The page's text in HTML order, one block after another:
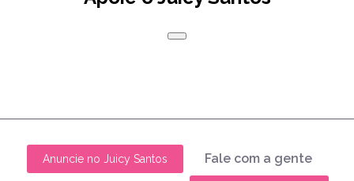
Anuncie no Juicy Santos Fale com a gente